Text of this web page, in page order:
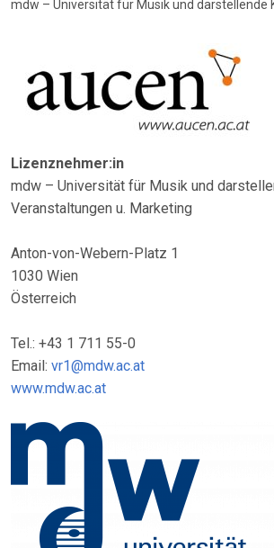
mdw – Universität für Musik und darstellende
Lizenznehmer:in
mdw – Universität für Musik und
Veranstaltungen u. Marketing
Anton-von-Webern-Platz 1
1030 Wien
Österreich
Tel.: +43 1 711 55-0
Email: vr1@mdw.ac.at
www.mdw.ac.at